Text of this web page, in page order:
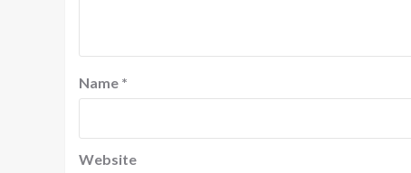
Name *
Website